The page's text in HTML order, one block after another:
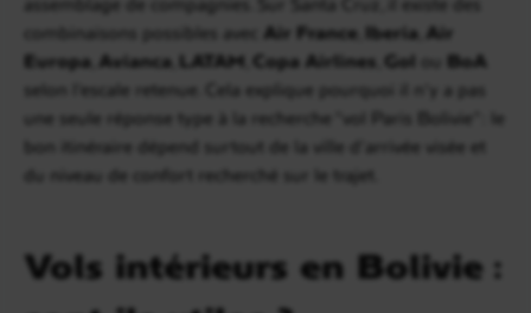
combinaisons possibles avec Air France Iberia Air
Europa Avianca LATAM Copa Airlines Gol
BoA
selon l’escale retenue. Cela explique pourquoi il n’y a pas
une seule réponse type à la recherche “vol Paris Bolivie” : le
bon itinéraire dépend surtout de la ville d’arrivée visée et
du niveau de confort recherché sur le trajet.
Vols intérieurs en Bolivie :